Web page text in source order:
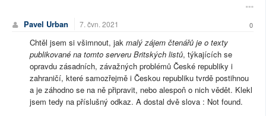
Pavel Urban 7. čvn. 2021 0
Chtěl jsem si všimnout, jak malý zájem čtenářů je o texty
publikované na tomto serveru Britských listů, týkajících se
opravdu zásadních, závažných problémů České republiky i
zahraničí, které samozřejmě i Českou republiku tvrdě postihnou
a je záhodno se na ně připravit, nebo alespoň o nich vědět. Klekl
jsem tedy na příslušný odkaz. A dostal dvě slova : Not found.